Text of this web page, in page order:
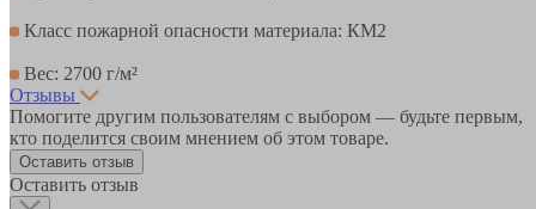
Класс пожарной опасности материала: КМ2
Вес: 2700 г/м²
Отзывы
Помогите другим пользователям с выбором — будьте первым,
кто поделится своим мнением об этом товаре.
Оставить отзыв
Оставить отзыв